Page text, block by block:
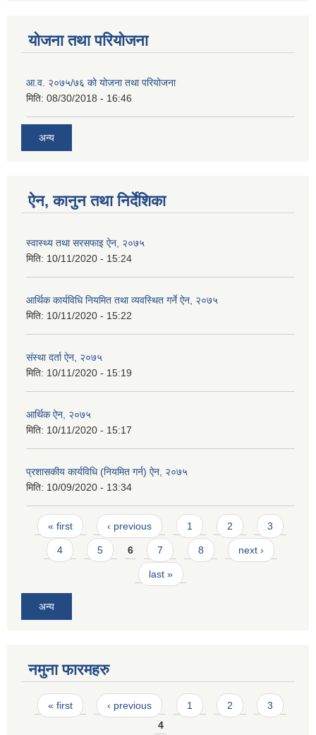
योजना तथा परियोजना
आ.व. २०७५/७६ को योजना तथा परियोजना
मिति: 08/30/2018 - 16:46
अन्य
ऐन, कानुन तथा निर्देशिका
स्वास्थ्य तथा सरसफाइ ऐन, २०७५
मिति: 10/11/2020 - 15:24
आर्थिक कार्यविधि नियमित तथा व्यवस्थित गर्ने ऐन, २०७५
मिति: 10/11/2020 - 15:22
संस्था दर्ता ऐन, २०७५
मिति: 10/11/2020 - 15:19
आर्थिक ऐन, २०७५
मिति: 10/11/2020 - 15:17
प्रशासकीय कार्यविधि (नियमित गर्न) ऐन, २०७५
मिति: 10/09/2020 - 13:34
Pages
« first ‹ previous 1 2 3
4 5 6 7 8 next ›
last »
अन्य
नमुना फारमहरु
Pages
« first ‹ previous 1 2
3
4